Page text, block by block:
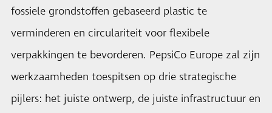
fossiele grondstoffen gebaseerd plastic te
verminderen en circulariteit voor flexibele
verpakkingen te bevorderen. PepsiCo Europe zal zijn
werkzaamheden toespitsen op drie strategische
pijlers: het juiste ontwerp, de juiste infrastructuur en